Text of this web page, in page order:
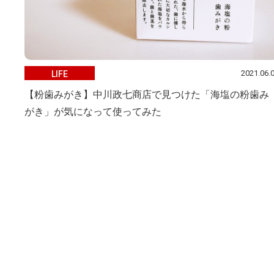
LIFE
【粉歯みがき】中川政七商店で見つけた「海塩の粉歯み
がき」が気になって使ってみた